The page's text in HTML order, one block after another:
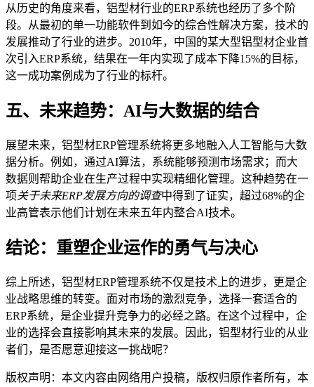
从历史的角度来看，铝型材行业的ERP系统也经历了多个阶
段。从最初的单一功能软件到如今的综合性解决方案，技术的
发展推动了行业的进步。2010年，中国的某大型铝型材企业首
次引入ERP系统，结果在一年内实现了成本下降15%的目标，
这一成功案例成为了行业的标杆。
五、未来趋势：AI与大数据的结合
展望未来，铝型材ERP管理系统将更多地融入人工智能与大数
据分析。例如，通过AI算法，系统能够预测市场需求；而大
数据则帮助企业在生产过程中实现精细化管理。这种趋势在一
项关于未来ERP发展方向的调查中得到了证实，超过68%的企
业高管表示他们计划在未来五年内整合AI技术。
结论：重塑企业运作的勇气与决心
综上所述，铝型材ERP管理系统不仅是技术上的进步，更是企
业战略思维的转变。面对市场的激烈竞争，选择一套适合的
ERP系统，是企业提升竞争力的必经之路。在这个过程中，企
业的选择会直接影响其未来的发展。因此，铝型材行业的从业
者们，是否愿意迎接这一挑战呢？
版权声明：本文内容由网络用户投稿，版权归原作者所有，本